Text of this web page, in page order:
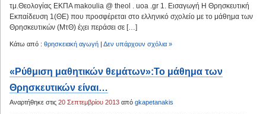
τμ.Θεολογίας ΕΚΠΑ makoulia @ theol . uoa .gr 1. Εισαγωγή Η Θρησκευτική
Εκπαίδευση 1(ΘΕ) που προσφέρεται στο ελληνικό σχολείο με το μάθημα των
Θρησκευτικών (ΜτΘ) έχει περάσει σε […]
Κάτω από : θρησκειακή αγωγή | Δεν υπάρχουν σχόλια »
«Ρύθμιση μαθητικών θεμάτων»:Το μάθημα των
Θρησκευτικών είναι…
Αναρτήθηκε στις 20 Σεπτεμβρίου 2013 από gkapetanakis